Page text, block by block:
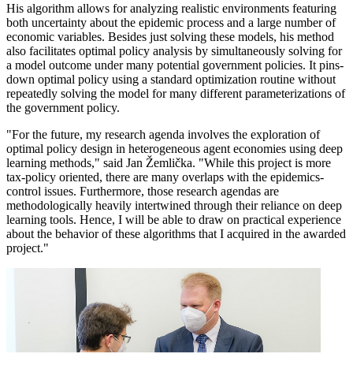
His algorithm allows for analyzing realistic environments featuring
both uncertainty about the epidemic process and a large number of
economic variables. Besides just solving these models, his method
also facilitates optimal policy analysis by simultaneously solving for
a model outcome under many potential government policies. It pins-
down optimal policy using a standard optimization routine without
repeatedly solving the model for many different parameterizations of
the government policy.
"For the future, my research agenda involves the exploration of
optimal policy design in heterogeneous agent economies using deep
learning methods," said Jan Žemlička. "While this project is more
tax-policy oriented, there are many overlaps with the epidemics-
control issues. Furthermore, those research agendas are
methodologically heavily intertwined through their reliance on deep
learning tools. Hence, I will be able to draw on practical experience
about the behavior of these algorithms that I acquired in the awarded
project."